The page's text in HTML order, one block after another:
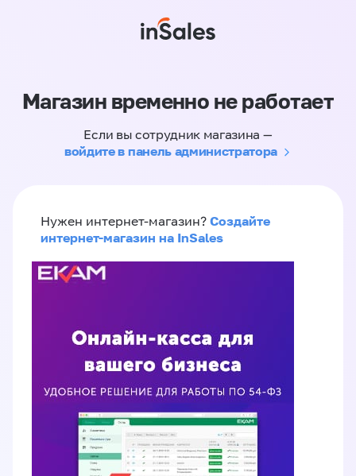
Магазин временно не работает
Если вы сотрудник магазина —
войдите в панель администратора
Нужен интернет-магазин? Создайте
интернет-магазин на InSales